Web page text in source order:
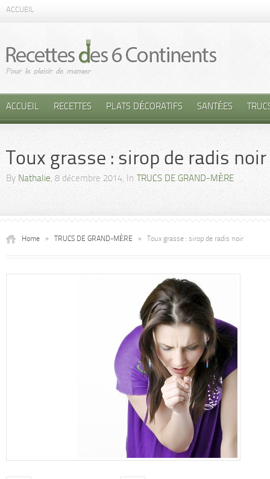
ACCUEIL
ACCUEIL RECETTES PLATS DÉCORATIFS SANTÉES
Toux grasse : sirop de radis noir
By Nathalie, 8 décembre 2014, In TRUCS DE GRAND-MÈRE
Home » TRUCS DE GRAND-MÈRE » Toux grasse : sirop de radis noir